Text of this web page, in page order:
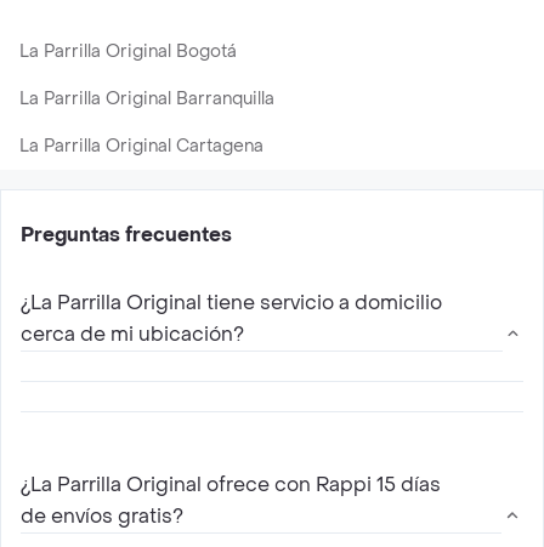
La Parrilla Original Bogotá
La Parrilla Original Barranquilla
La Parrilla Original Cartagena
Preguntas frecuentes
¿La Parrilla Original tiene servicio a domicilio
cerca de mi ubicación?
con Rappi. Solo elige tu restaurante de La
Parrilla Original mas cercano, escoge entre las
diferentes opciones de menú que ofrece ,
¿La Parrilla Original ofrece con Rappi 15 días
de envíos gratis?